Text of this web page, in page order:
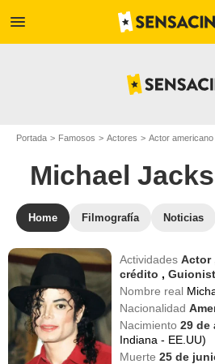
menu
Portada Famosos Actores Actor americano
Michael
Home Filmografía Noticias
ActividadesActor
crédito ,
Nombre real
Nacionalidad
Nacimiento29 de
Indiana - EE.UU)
Muerte25 de